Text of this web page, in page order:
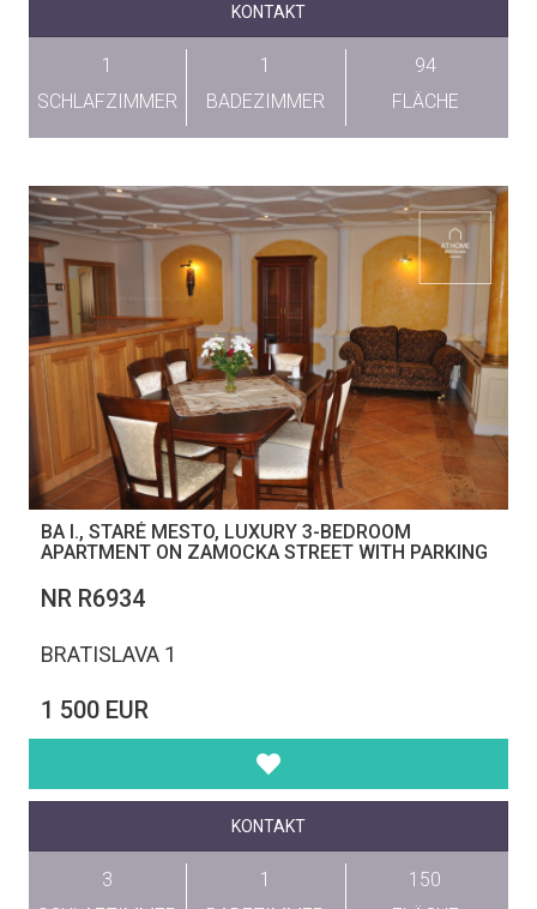
KONTAKT
1
SCHLAFZIMMER
1
BADEZIMMER
94
FLÄCHE
BA I., STARÉ MESTO, LUXURY 3-BEDROOM
APARTMENT ON ZAMOCKA STREET WITH PARKING
NR R6934
BRATISLAVA 1
1 500 EUR
KONTAKT
3
1
150